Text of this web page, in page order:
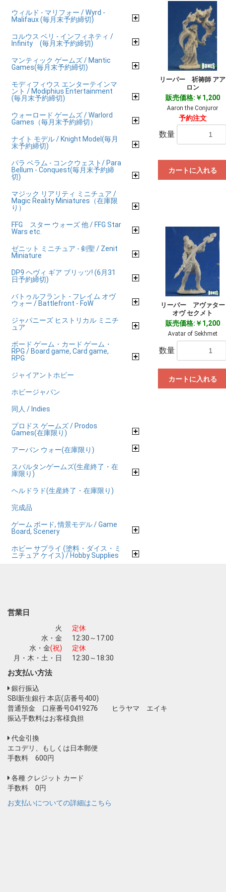
ウィルド - マリフォー / Wyrd -
Malifaux (毎月末予約締切)
コルウス ベリ - インフィネティ /
Infinity (毎月末予約締切)
マンティック ゲームズ / Mantic
Games(毎月末予約締切)
モディフィウス エンターテインマ
ント / Modiphius Entertainment
(毎月末予約締切)
ウォーロード ゲームズ / Warlord
Games（毎月末予約締切）
ナイト モデル / Knight Model(毎月
末予約締切)
パラ ベラム - コンクウェスト/ Para
Bellum - Conquest(毎月末予約締
切)
マジック リアリティ ミニチュア /
Magic Reality Miniatures（在庫限
り）
FFG スター ウォーズ 他 / FFG Star
Wars etc.
ゼニット ミニチュア - 剣聖 / Zenit
Miniature
DP9 ヘヴィ ギア ブリッツ! (6月31
日予約締切)
バトゥルフラント - フレイム オヴ
ウォー / Battlefront - FoW
ジャパニーズ ヒストリカル ミニチ
ュア
ボード ゲーム・カード ゲーム・
RPG / Board game, Card game,
RPG
ジャイアントホビー
ホビージャパン
同人 / Indies
プロドス ゲームズ / Prodos
Games(在庫限り)
アーバン ウォー(在庫限り)
スパルタンゲームズ(生産終了・在
庫限り)
ヘルドラド(生産終了・在庫限り)
完成品
ゲーム ボード, 情景モデル / Game
Board, Scenery
ホビー サプライ (塗料・ダイス・ミ
ニチュア ケイス) / Hobby Supplies
リーパー 祈祷師 アア
ロン
販売価格:￥1,200
Aaron the Conjuror
予約注文
数量
カートに入れる
リーパー アヴァター
オヴ セクメト
販売価格:￥1,200
Avatar of Sekhmet
数量
カートに入れる
営業日
火
定休
水・金
12:30～17:00
水・金(祝)
定休
月・木・土・日
12:30～18:30
お支払い方法
銀行振込
SBI新生銀行 本店(店番号400)
普通預金 口座番号0419276 ヒラヤマ エイキ
振込手数料はお客様負担
代金引換
エコデリ、もしくは日本郵便
手数料 600円
各種 クレジット カード
手数料 0円
お支払いについての詳細はこちら